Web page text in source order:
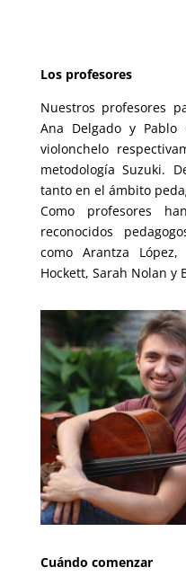
Los profesores
Nuestros profesores
Ana Delgado y
violonchelo
metodología Suzuki.
tanto en el ámbito
Como profesores
reconocidos
como Arantza
Hockett, Sarah Nolan y
Cuándo comenzar